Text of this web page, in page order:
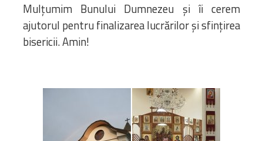
Mulțumim Bunului Dumnezeu și îi cerem
ajutorul pentru finalizarea lucrărilor și sfințirea
bisericii. Amin!